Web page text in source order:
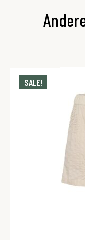
SALE!